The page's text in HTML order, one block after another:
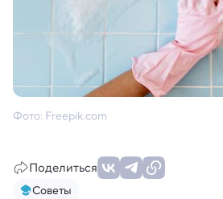
Фото: Freepik.com
Поделиться
Советы